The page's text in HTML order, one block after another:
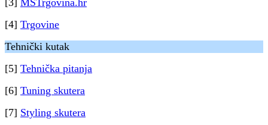
[3] MSTrgovina.hr
[4] Trgovine
Tehnički kutak
[5] Tehnička pitanja
[6] Tuning skutera
[7] Styling skutera